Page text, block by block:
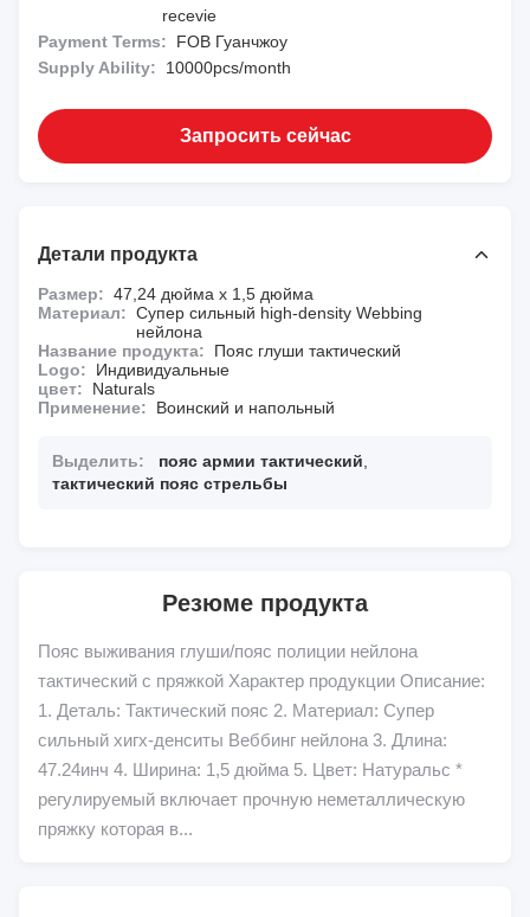
recevie
Payment Terms:
FOB Гуанчжоу
Supply Ability:
10000pcs/month
Запросить сейчас
Детали продукта
Размер: 47,24 дюйма x 1,5 дюйма
Материал: Супер сильный high-density Webbing
нейлона
Название продукта:
Пояс глуши тактический
Logo:
Индивидуальные
цвет:
Naturals
Применение:
Воинский и напольный
Выделить: пояс армии тактический
тактический пояс стрельбы
Резюме продукта
Пояс выживания глуши/пояс полиции нейлона
тактический с пряжкой Характер продукции Описание:
1. Деталь: Тактический пояс 2. Материал: Супер
сильный хигх-денситы Веббинг нейлона 3. Длина:
47.24инч 4. Ширина: 1,5 дюйма 5. Цвет: Натуральс *
регулируемый включает прочную неметаллическую
пряжку которая в...